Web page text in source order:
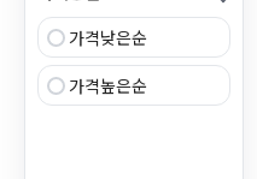
가격낮은순
가격높은순